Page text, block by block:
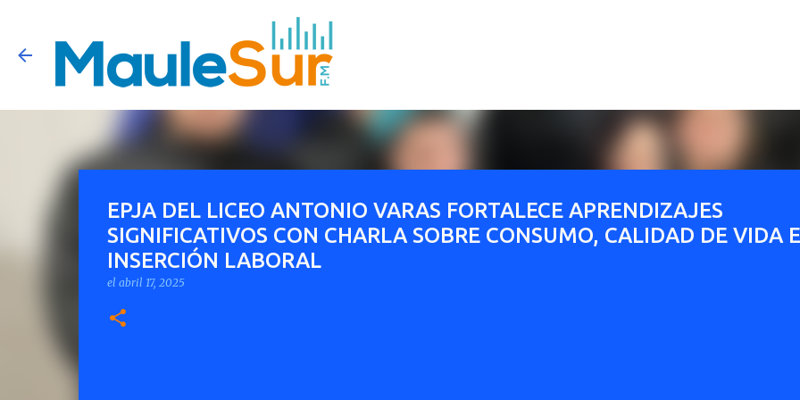
EPJA DEL LICEO ANTONIO VARAS FORTALECE APRENDIZAJES
SIGNIFICATIVOS CON CHARLA SOBRE CONSUMO, CALIDAD DE VIDA E
INSERCIÓN LABORAL
el abril 17, 2025